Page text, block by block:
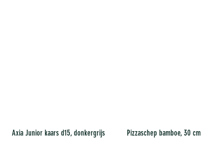
Axia Junior kaars d15, donkergrijs Pizzaschep bamboe, 30 cm